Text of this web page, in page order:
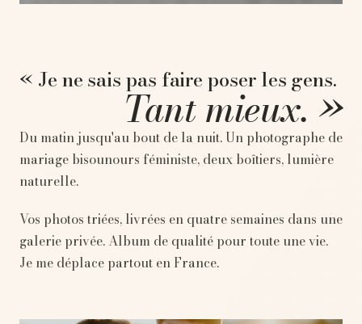
« Je ne sais pas faire poser les gens.
Tant mieux. »
Du matin jusqu'au bout de la nuit. Un photographe de
mariage bisounours féministe, deux boîtiers, lumière
naturelle.
Vos photos triées, livrées en quatre semaines dans une
galerie privée. Album de qualité pour toute une vie.
Je me déplace partout en France.